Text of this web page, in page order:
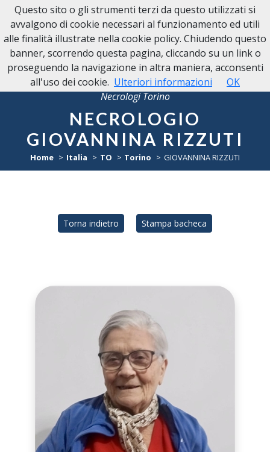
Necrologi Torino
NECROLOGIO
GIOVANNINA RIZZUTI
Home Italia TO Torino GIOVANNINA RIZZUTI
Torna indietro Stampa bacheca
Questo sito o gli strumenti terzi da questo utilizzati si
avvalgono di cookie necessari al funzionamento ed utili
alle finalità illustrate nella cookie policy. Chiudendo questo
banner, scorrendo questa pagina, cliccando su un link o
proseguendo la navigazione in altra maniera, acconsenti
all'uso dei cookie. Ulteriori informazioni OK